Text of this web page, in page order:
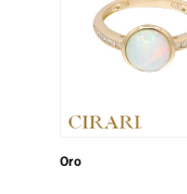
Oro